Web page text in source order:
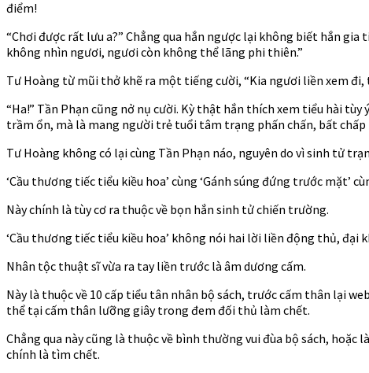
điểm!
“Chơi được rất lưu a?” Chẳng qua hắn ngược lại không biết hắn
không nhìn ngươi, ngươi còn không thể lãng phi thiên.”
Tư Hoàng từ mũi thở khẽ ra một tiếng cười, “Kia ngươi liền xem đi,
“Ha!” Tần Phạn cũng nở nụ cười. Kỳ thật hắn thích xem tiểu hài
trầm ổn, mà là mang người trẻ tuổi tâm trạng phấn chấn, bất
Tư Hoàng không có lại cùng Tần Phạn náo, nguyên do vì sinh tử
‘Cầu thương tiếc tiểu kiều hoa’ cùng ‘Gánh súng đứng trước
Này chính là tùy cơ ra thuộc về bọn hắn sinh tử chiến trường.
‘Cầu thương tiếc tiểu kiều hoa’ không nói hai lời liền động thủ,
Nhân tộc thuật sĩ vừa ra tay liền trước là âm dương cấm.
Này là thuộc về 10 cấp tiểu tân nhân bộ sách, trước cấm thân lại
thể tại cấm thân lưỡng giây trong đem đối thủ làm chết.
Chẳng qua này cũng là thuộc về bình thường vui đùa bộ sách,
chính là tìm chết.